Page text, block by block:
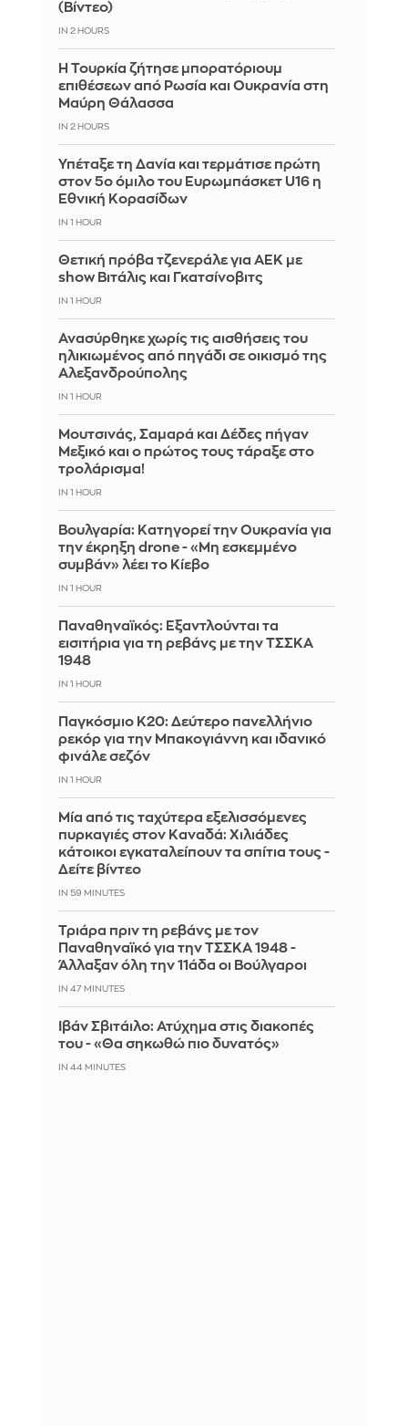
(Βίντεο)
IN 2 HOURS
Η Τουρκία ζήτησε μπορατόριουμ
επιθέσεων από Ρωσία και Ουκρανία στη
Μαύρη Θάλασσα
IN 2 HOURS
Υπέταξε τη Δανία και τερμάτισε πρώτη
στον 5ο όμιλο του Ευρωμπάσκετ U16 η
Εθνική Κορασίδων
IN 1 HOUR
Θετική πρόβα τζενεράλε για ΑΕΚ με
show Βιτάλις και Γκατσίνοβιτς
IN 1 HOUR
Ανασύρθηκε χωρίς τις αισθήσεις του
ηλικιωμένος από πηγάδι σε οικισμό της
Αλεξανδρούπολης
IN 1 HOUR
Μουτσινάς, Σαμαρά και Δέδες πήγαν
Μεξικό και ο πρώτος τους τάραξε στο
τρολάρισμα!
IN 1 HOUR
Βουλγαρία: Κατηγορεί την Ουκρανία για
την έκρηξη drone - «Μη εσκεμμένο
συμβάν» λέει το Κίεβο
IN 1 HOUR
Παναθηναϊκός: Εξαντλούνται τα
εισιτήρια για τη ρεβάνς με την ΤΣΣΚΑ
1948
IN 1 HOUR
Παγκόσμιο Κ20: Δεύτερο πανελλήνιο
ρεκόρ για την Μπακογιάννη και ιδανικό
φινάλε σεζόν
IN 1 HOUR
Μία από τις ταχύτερα εξελισσόμενες
πυρκαγιές στον Καναδά: Χιλιάδες
κάτοικοι εγκαταλείπουν τα σπίτια τους -
Δείτε βίντεο
IN 59 MINUTES
Τριάρα πριν τη ρεβάνς με τον
Παναθηναϊκό για την ΤΣΣΚΑ 1948 -
Άλλαξαν όλη την 11άδα οι Βούλγαροι
IN 46 MINUTES
Ιβάν Σβιτάιλο: Ατύχημα στις διακοπές
του - «Θα σηκωθώ πιο δυνατός»
IN 44 MINUTES